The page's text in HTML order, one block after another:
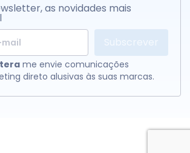
as novidades mais
Subscrever
me envie comunicações
direto alusivas às suas marcas.